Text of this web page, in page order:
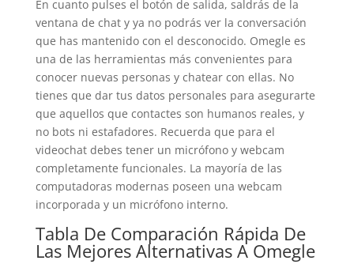
En cuanto pulses el botón de salida, saldrás de la
ventana de chat y ya no podrás ver la conversación
que has mantenido con el desconocido. Omegle es
una de las herramientas más convenientes para
conocer nuevas personas y chatear con ellas. No
tienes que dar tus datos personales para asegurarte
que aquellos que contactes son humanos reales, y
no bots ni estafadores. Recuerda que para el
videochat debes tener un micrófono y webcam
completamente funcionales. La mayoría de las
computadoras modernas poseen una webcam
incorporada y un micrófono interno.
Tabla De Comparación Rápida De
Las Mejores Alternativas A Omegle